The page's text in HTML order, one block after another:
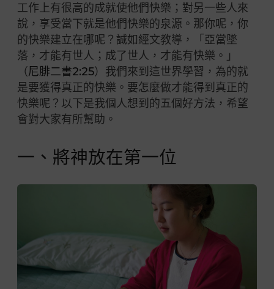
工作上有很高的成就使他們快樂；對另一些人來
說，享受當下就是他們快樂的泉源。那你呢，你
的快樂建立在哪呢？誠如經文教導，「亞當墜
落，才能有世人；成了世人，才能有快樂。」
（尼腓二書2:25）我們來到這世界學習，為的就
是要獲得真正的快樂。要怎麼做才能得到真正的
快樂呢？以下是我個人想到的五個好方法，希望
會對大家有所幫助。
一、將神放在第一位